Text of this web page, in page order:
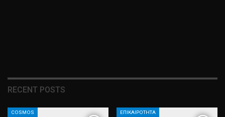
RECENT POSTS
COSMOS ΕΠΙΚΑΙΡΌΤΗΤΑ